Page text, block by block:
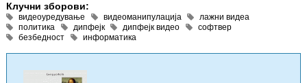
Клучни зборови:
видеоуредување видеоманипулација
лажни видеа
политика
дипфејк дипфејк видео
софтвер
безбедност
информатика